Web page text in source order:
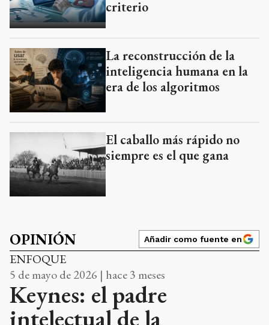
criterio
La reconstrucción de la
inteligencia humana en la
era de los algoritmos
El caballo más rápido no
siempre es el que gana
OPINIÓN Añadir como fuente en
ENFOQUE
5 de mayo de 2026 | hace 3 meses
Keynes: el padre
intelectual de la